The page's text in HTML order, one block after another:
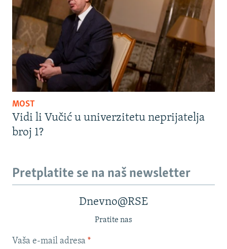
MOST
Vidi li Vučić u univerzitetu neprijatelja
broj 1?
Pretplatite se na naš newsletter
Dnevno@RSE
Pratite nas
Vaša e-mail adresa *